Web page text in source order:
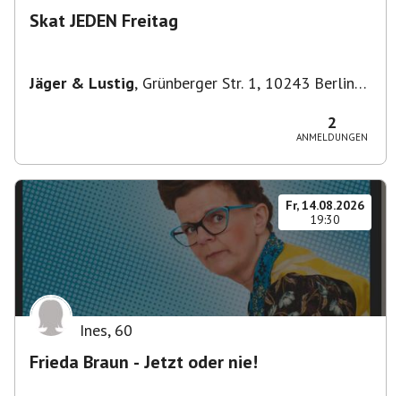
Skat JEDEN Freitag
Jäger & Lustig, Grünberger Str. 1, 10243 Berlin-
2
ANMELDUNGEN
Fr, 14.08.2026
19:30
Ines, 60
Frieda Braun - Jetzt oder nie!